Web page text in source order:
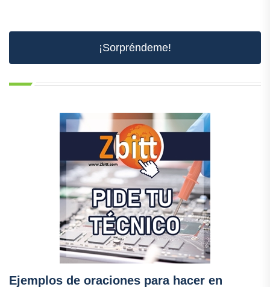
¡Sorpréndeme!
Ejemplos de oraciones para hacer en